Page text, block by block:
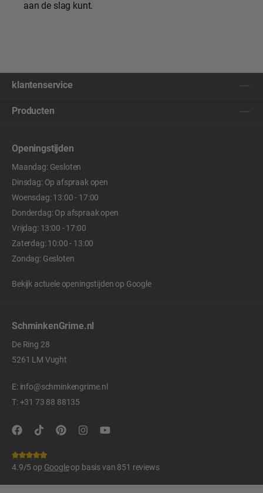
aan de slag kunt.
klantenservice
Producten
Openingstijden
Maandag: Gesloten
Dinsdag: Op afspraak open
Woensdag: 13:00 - 17:00
Donderdag: Op afspraak open
Vrijdag: 13:00 - 17:00
Zaterdag: 10:00 - 13:00
Zondag: Gesloten
Bekijk actuele openingstijden op Google
SchminkenGrime.nl
De Ring 28
5261 LM Vught
E: info@schminkengrime.nl
T:+31 73 88 88135
4.9/5 op Googleop basis van 851 reviews